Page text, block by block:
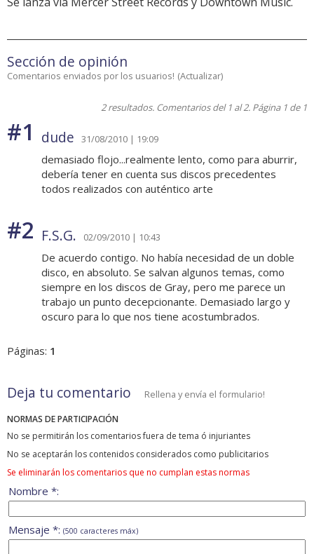
Sección de opinión
Comentarios enviados por los usuarios! (Actualizar)
2 resultados. Comentarios del 1 al 2. Página 1 de 1
#1 dude 31/08/2010 | 19:09
demasiado flojo...realmente lento, como para aburrir,
debería tener en cuenta sus discos precedentes
todos realizados con auténtico arte
#2 F.S.G. 02/09/2010 | 10:43
De acuerdo contigo. No había necesidad de un doble
disco, en absoluto. Se salvan algunos temas, como
siempre en los discos de Gray, pero me parece un
trabajo un punto decepcionante. Demasiado largo y
oscuro para lo que nos tiene acostumbrados.
Páginas: 1
Deja tu comentario Rellena y envía el formulario!
NORMAS DE PARTICIPACIÓN
No se permitirán los comentarios fuera de tema ó injuriantes
No se aceptarán los contenidos considerados como publicitarios
Se eliminarán los comentarios que no cumplan estas normas
Nombre *:
Mensaje *: (500 caracteres máx)